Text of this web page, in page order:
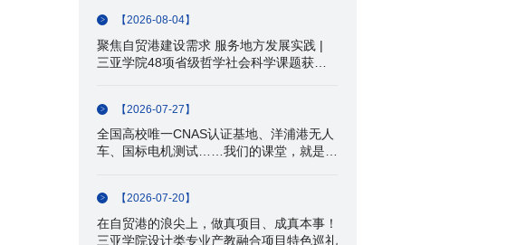
【2026-08-04】
聚焦自贸港建设需求 服务地方发展实践 |
三亚学院48项省级哲学社会科学课题获批
【2026-07-27】
全国高校唯一CNAS认证基地、洋浦港无人
车、国标电机测试……我们的课堂，就是产
【2026-07-20】
在自贸港的浪尖上，做真项目、成真本事！
三亚学院设计类专业产教融合项目特色巡礼